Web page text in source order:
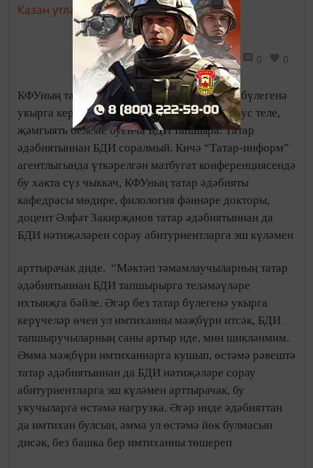
Казан утлары, 15 июль 2016 - 09:15
1391 0 0
КФУның татар филологиясе һәм мәдәнияте бүлегенә
укырга керергә теләүчеләрдән татар теле, рус теле,
җәмгыять белеме буенча БДИ тапшыра. Татар
әдәбиятыннан БДИ соралмый. Кичә “Татар-информ”
агентлыгында үткәрелгән матбугат конференциясендә
бу хакта сүз чыккач, КФУның татар әдәбияты
кафедрасы мөдире, филология фәннәре докторы,
доцент Әлфәт Закирҗанов татар әдәбиятыннан да
БДИ нәтиҗәләрен сорау абитуриентларга эш күләмен
арттырачак диде. “Мәктәп тәмамлаучыларның татар
әдәбиятыннан БДИ тапшырырга теләмәүләре
ихтыяҗга бәйле. Әгәр без татар бүлегенә укырга
керүчеләр өчен ул имтиханны мәҗбүри итсәк, БДИ
тапшыручыларның саны артыр иде, мин шикләнмим.
Әмма мәҗбүри имтиханнарга кушып, өстәмә рәвештә
татар әдәбиятыннан да БДИ нәтиҗәләре сорау
абитуриентларга эш күләмен арттырачак, бу
укучыларга өстәмә нагрузка. Әгәр инде әдәбияттан
да имтихан булсын, әмма ул өстәмә йөк булмасын
дисәк, без башка бер имтиханны төшереп